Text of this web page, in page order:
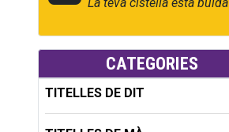
CATEGORIES
TITELLES DE DIT